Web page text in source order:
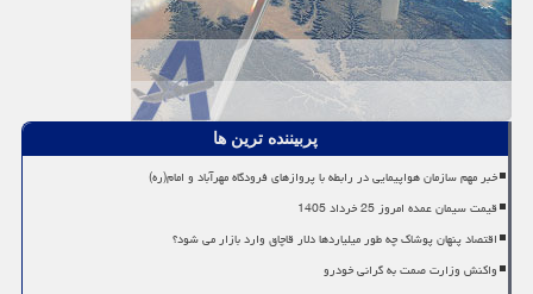
پربیننده ترین ها
خبر مهم سازمان هواپیمایی در رابطه با پروازهای فرودگاه مهرآباد و امام(ره)
قیمت سیمان عمده امروز 25 خرداد 1405
اقتصاد پنهان پوشاک چه طور میلیاردها دلار قاچاق وارد بازار می شود؟
واکنش وزارت صمت به گرانی خودرو